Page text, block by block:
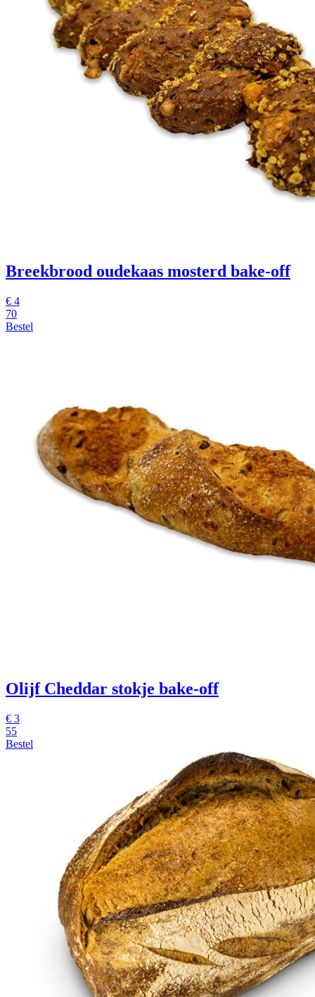
Breekbrood oudekaas mosterd bake-off
€ 4
70
Bestel
Olijf Cheddar stokje bake-off
€ 3
55
Bestel